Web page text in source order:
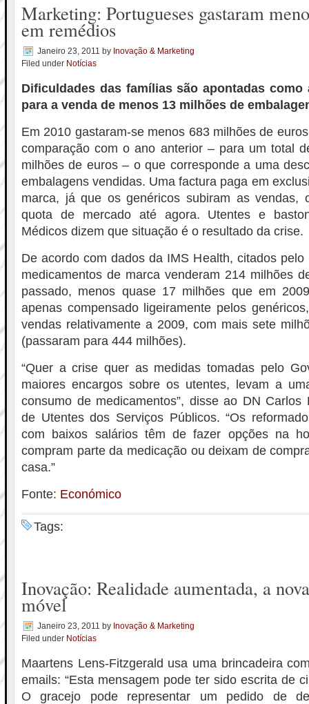
Marketing: Portugueses gastaram
em remédios
Janeiro 23, 2011 by Inovação & Marketing
Filed under Notícias
Dificuldades das famílias são apontadas como
para a venda de menos 13 milhões de
Em 2010 gastaram-se menos 683 milhões de
comparação com o ano anterior – para um total
milhões de euros – o que corresponde a uma
embalagens vendidas. Uma factura paga em
marca, já que os genéricos subiram as vendas,
quota de mercado até agora. Utentes e
Médicos dizem que situação é o resultado da crise.
De acordo com dados da IMS Health, citados
medicamentos de marca venderam 214 milhões
passado, menos quase 17 milhões que em
apenas compensado ligeiramente pelos
vendas relativamente a 2009, com mais sete
(passaram para 444 milhões).
“Quer a crise quer as medidas tomadas pelo
maiores encargos sobre os utentes, levam a
consumo de medicamentos”, disse ao DN Carlos
de Utentes dos Serviços Públicos. “Os
com baixos salários têm de fazer opções na
compram parte da medicação ou deixam de
casa.”
Fonte: Económico
Tags:
Inovação: Realidade aumentada, a
móvel
Janeiro 23, 2011 by Inovação & Marketing
Filed under Notícias
Maartens Lens-Fitzgerald usa uma brincadeira
emails: “Esta mensagem pode ter sido escrita de
O gracejo pode representar um pedido de